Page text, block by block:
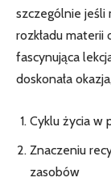
szczególnie jeśli
rozkładu
fascynująca
doskonała
Cyklu życia w
Znaczeniu
zasobów